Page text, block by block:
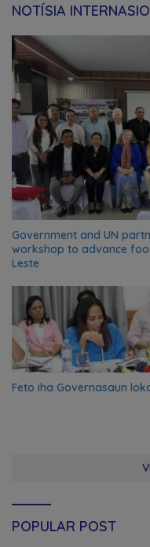
NOTÍSIA
Government and UN
workshop to advance
Leste
Feto iha Governasaun
POPULAR POST